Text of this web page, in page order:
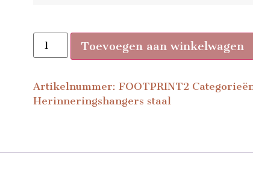
Toevoegen aan winkelwagen
Artikelnummer:FOOTPRINT2
Herinneringshangers staal